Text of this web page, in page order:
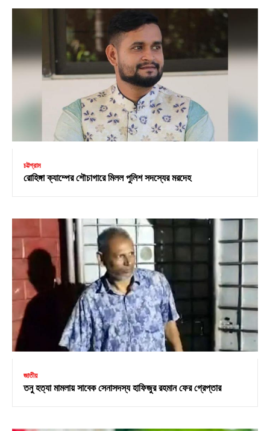
চট্টগ্রাম
রোহিঙ্গা ক্যাম্পের শৌচাগারে মিলল পুলিশ সদস্যের মরদেহ
জাতীয়
তনু হত্যা মামলায় সাবেক সেনাসদস্য হাফিজুর রহমান ফের গ্রেপ্তার